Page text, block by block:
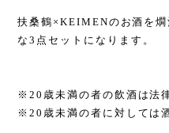
扶桑鶴×KEIMENのお酒を
な3点セットになります。
※20歳未満の者の飲酒は法
※20歳未満の者に対しては